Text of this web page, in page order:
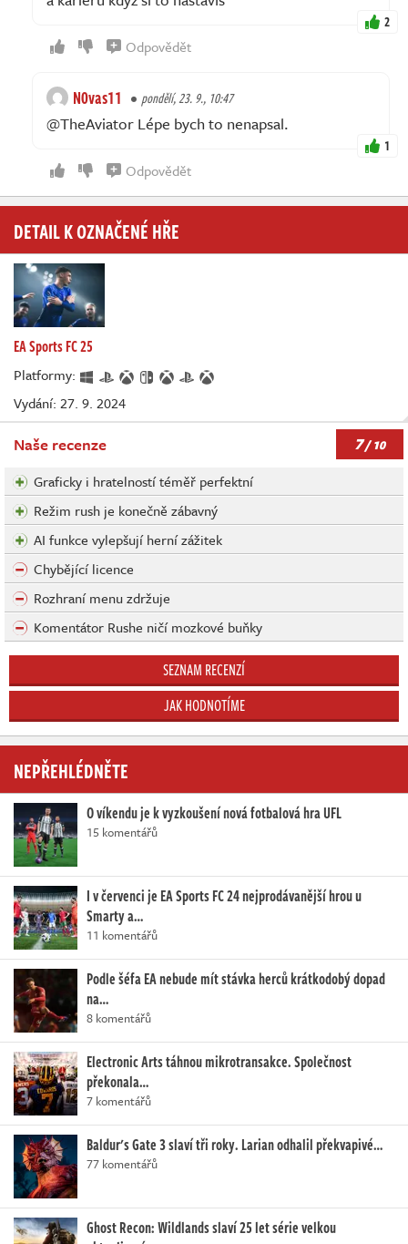
2
Odpovědět
N0vas11 pondělí, 23. 9., 10:47
@TheAviator Lépe bych to nenapsal.
1
Odpovědět
DETAIL K OZNAČENÉ HŘE
EA Sports FC 25
Platformy:
Vydání: 27. 9. 2024
Naše recenze 7/ 10
Graficky i hratelností téměř perfektní
Režim rush je konečně zábavný
AI funkce vylepšují herní zážitek
Chybějící licence
Rozhraní menu zdržuje
Komentátor Rushe ničí mozkové buňky
SEZNAM RECENZÍ
JAK HODNOTÍME
NEPŘEHLÉDNĚTE
O víkendu je k vyzkoušení nová fotbalová hra UFL
15 komentářů
I v červenci je EA Sports FC 24 nejprodávanější hrou u
Smarty a…
11 komentářů
Podle šéfa EA nebude mít stávka herců krátkodobý dopad
na…
8 komentářů
Electronic Arts táhnou mikrotransakce. Společnost
překonala…
7 komentářů
Baldur's Gate 3 slaví tři roky. Larian odhalil překvapivé…
77 komentářů
Ghost Recon: Wildlands slaví 25 let série velkou